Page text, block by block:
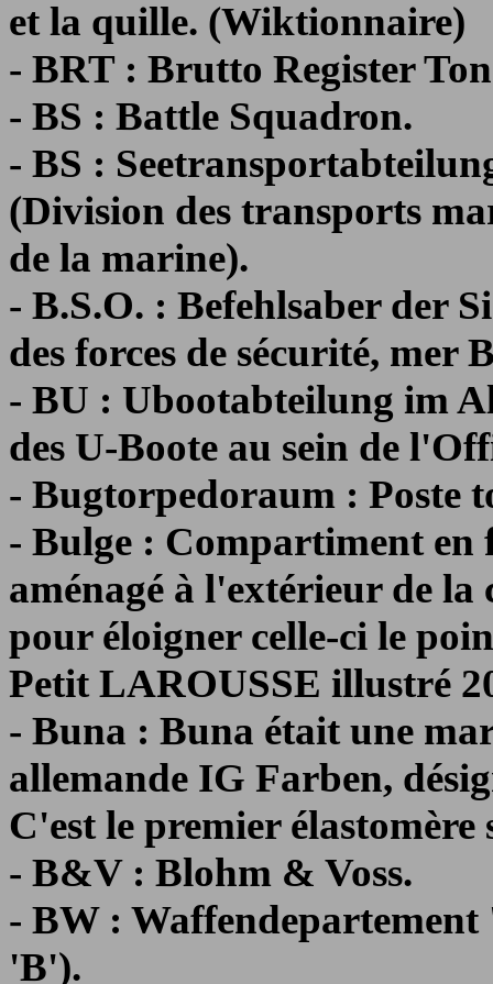
et la quille. (Wiktionnaire)
- BRT : Brutto Register
- BS : Battle Squadron.
- BS :
(Division des transports
de la marine).
- B.S.O. : Befehlsaber der
des forces de sécurité, mer
- BU : Ubootabteilung im
des U-Boote au sein de
- Bugtorpedoraum : Poste
- Bulge : Compartiment en
aménagé à l'extérieur de
pour éloigner celle-ci le
Petit LAROUSSE illustré
- Buna : Buna était une
allemande IG Farben,
C'est le premier
- B&V : Blohm & Voss.
- BW :
'B').